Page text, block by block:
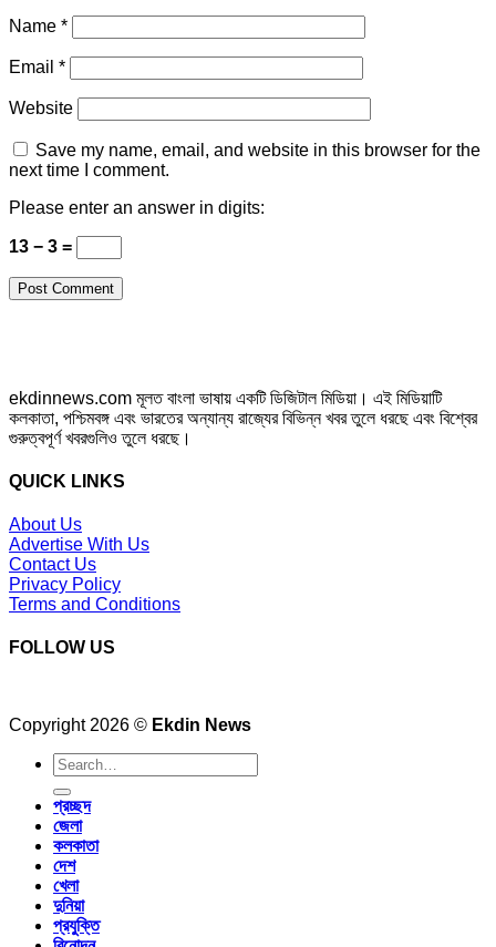
Name *
Email *
Website
Save my name, email, and website in this browser for the
next time I comment.
Please enter an answer in digits:
13 − 3 =
ekdinnews.com মূলত বাংলা ভাষায় একটি ডিজিটাল মিডিয়া। এই মিডিয়াটি
কলকাতা, পশ্চিমবঙ্গ এবং ভারতের অন্যান্য রাজ্যের বিভিন্ন খবর তুলে ধরছে এবং বিশ্বের
গুরুত্বপূর্ণ খবরগুলিও তুলে ধরছে।
QUICK LINKS
About Us
Advertise With Us
Contact Us
Privacy Policy
Terms and Conditions
FOLLOW US
Copyright 2026 © Ekdin News
প্রচ্ছদ
জেলা
কলকাতা
দেশ
খেলা
দুনিয়া
প্রযুক্তি